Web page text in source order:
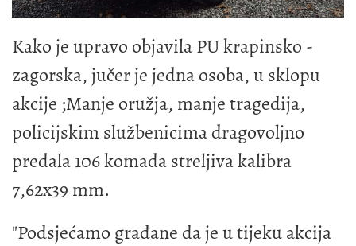
Kako je upravo objavila PU krapinsko -
zagorska, jučer je jedna osoba, u sklopu
akcije ;Manje oružja, manje tragedija,
policijskim službenicima dragovoljno
predala 106 komada streljiva kalibra
7,62x39 mm.
"Podsjećamo građane da je u tijeku akcija